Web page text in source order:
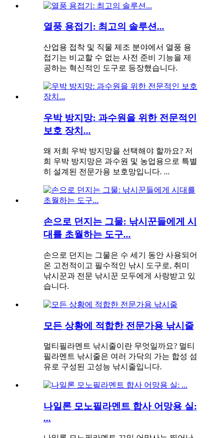
열풍 용접기: 최고의 솔루션...
산업용 접착 및 직물 제조 분야에서 열풍 용
접기는 비교할 수 없는 사전 준비 기능을 제
공하는 혁신적인 도구로 등장했습니다.
우박 방지망: 과수원을 위한 전문적인
보호 장치...
왜 저희 우박 방지망을 선택해야 할까요? 저
희 우박 방지망은 과수원 및 농업용으로 특별
히 설계된 전문가용 보호망입니다. ...
손으로 던지는 그물: 낚시꾼들에게 시
대를 초월하는 도구...
손으로 던지는 그물은 수 세기 동안 사용되어
온 고전적이고 필수적인 낚시 도구로, 취미
낚시꾼과 전문 낚시꾼 모두에게 사랑받고 있
습니다.
모든 상황에 적합한 전문가용 낚시줄
멀티필라멘트 낚시줄이란 무엇일까요? 멀티
필라멘트 낚시줄은 여러 가닥의 가는 합성 섬
유로 구성된 고성능 낚시줄입니다.
나일론 모노필라멘트 합사 어망용 실:
...